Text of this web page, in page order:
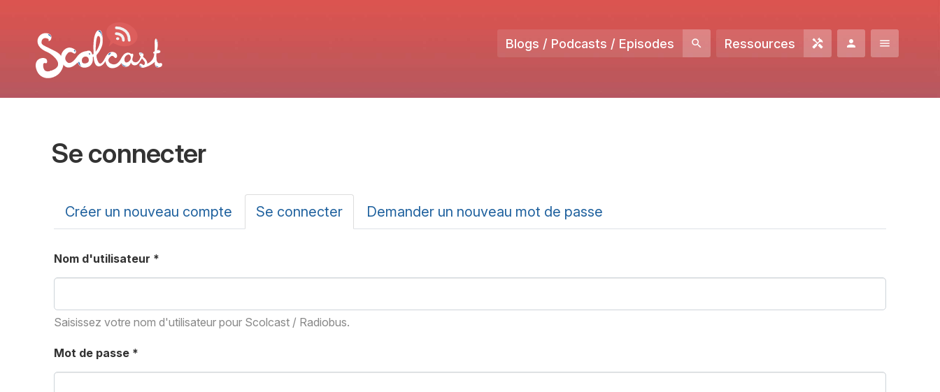
Blogs / Podcasts / Episodes Ressources
Se connecter
Onglets principaux
Créer un nouveau compte Se connecter (onglet
actif)
Demander un nouveau mot de passe
Nom d'utilisateur *
Saisissez votre nom d'utilisateur pour Scolcast / Radiobus.
Mot de passe *